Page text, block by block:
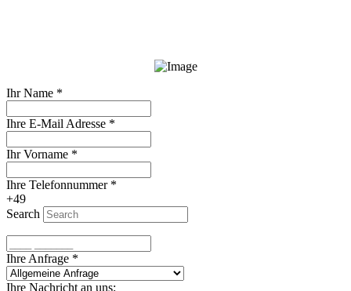
Ihr Name *
Ihre E-Mail Adresse *
Ihr Vorname *
Ihre Telefonnummer *
+49
Search
Ihre Anfrage *
Ihre Nachricht an uns: